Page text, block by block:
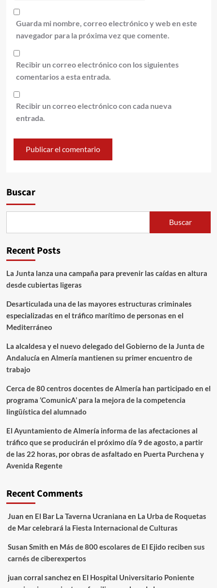
Guarda mi nombre, correo electrónico y web en este
navegador para la próxima vez que comente.
Recibir un correo electrónico con los siguientes
comentarios a esta entrada.
Recibir un correo electrónico con cada nueva
entrada.
Buscar
Buscar
Recent Posts
La Junta lanza una campaña para prevenir las caídas en altura
desde cubiertas ligeras
Desarticulada una de las mayores estructuras criminales
especializadas en el tráfico marítimo de personas en el
Mediterráneo
La alcaldesa y el nuevo delegado del Gobierno de la Junta de
Andalucía en Almería mantienen su primer encuentro de
trabajo
Cerca de 80 centros docentes de Almería han participado en el
programa ‘ComunicA’ para la mejora de la competencia
lingüística del alumnado
El Ayuntamiento de Almería informa de las afectaciones al
tráfico que se producirán el próximo día 9 de agosto, a partir
de las 22 horas, por obras de asfaltado en Puerta Purchena y
Avenida Regente
Recent Comments
Juan en El Bar La Taverna Ucraniana en La Urba de Roquetas
de Mar celebrará la Fiesta Internacional de Culturas
Susan Smith en Más de 800 escolares de El Ejido reciben sus
carnés de ciberexpertos
juan corral sanchezen El Hospital Universitario Poniente